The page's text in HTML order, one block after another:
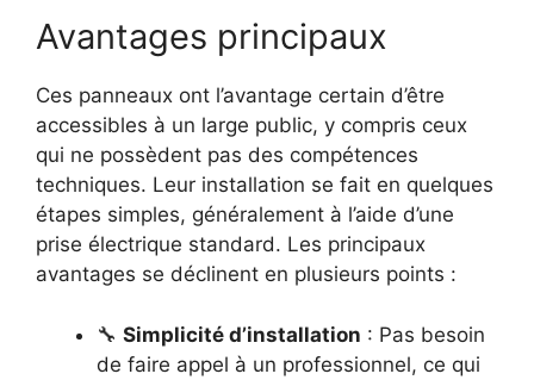
Avantages principaux
Ces panneaux ont l’avantage certain d’être
accessibles à un large public, y compris ceux
qui ne possèdent pas des compétences
techniques. Leur installation se fait en quelques
étapes simples, généralement à l’aide d’une
prise électrique standard. Les principaux
avantages se déclinent en plusieurs points :
🔧 Simplicité d’installation : Pas besoin
de faire appel à un professionnel, ce qui